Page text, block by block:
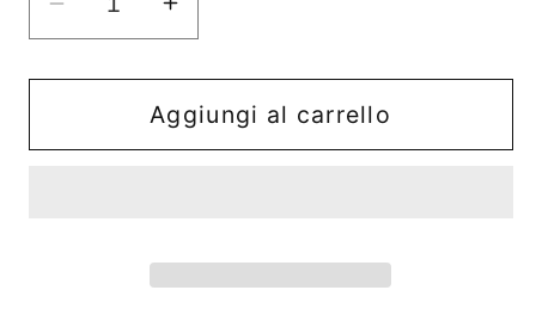
Diminuisci
quantità
per
Camino
a
Aumenta
quantità
per
Camino
a
Aggiungi al carrello